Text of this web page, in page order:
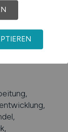
für
für
von
Fern-
in